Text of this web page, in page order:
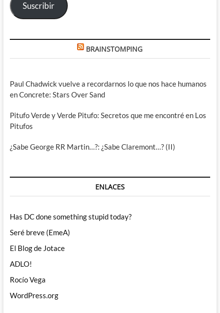
Suscribir
BRAINSTOMPING
Paul Chadwick vuelve a recordarnos lo que nos hace humanos
en Concrete: Stars Over Sand
Pitufo Verde y Verde Pitufo: Secretos que me encontré en Los
Pitufos
¿Sabe George RR Martin…?: ¿Sabe Claremont…? (II)
ENLACES
Has DC done something stupid today?
Seré breve (EmeA)
El Blog de Jotace
ADLO!
Rocío Vega
WordPress.org